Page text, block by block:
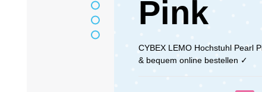
Pink
CYBEX LEMO Hochstuhl Pearl
& bequem online bestellen ✓